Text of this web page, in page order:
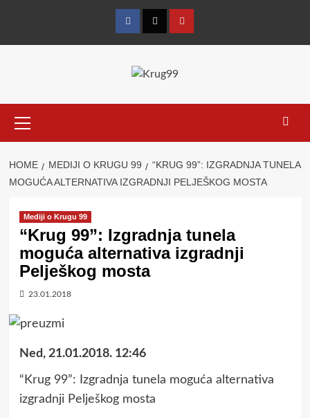
FacebookTwitterYouTube
Menu
HOME MEDIJI O KRUGU 99
“KRUG 99”: IZGRADNJA TUNELA
MOGUĆA ALTERNATIVA IZGRADNJI PELJEŠKOG MOSTA
Mediji o Krugu 99
“Krug 99”: Izgradnja tunela
moguća alternativa izgradnji
Pelješkog mosta
23.01.2018
Ned, 21.01.2018. 12:46
“Krug 99”: Izgradnja tunela moguća alternativa
izgradnji Pelješkog mosta